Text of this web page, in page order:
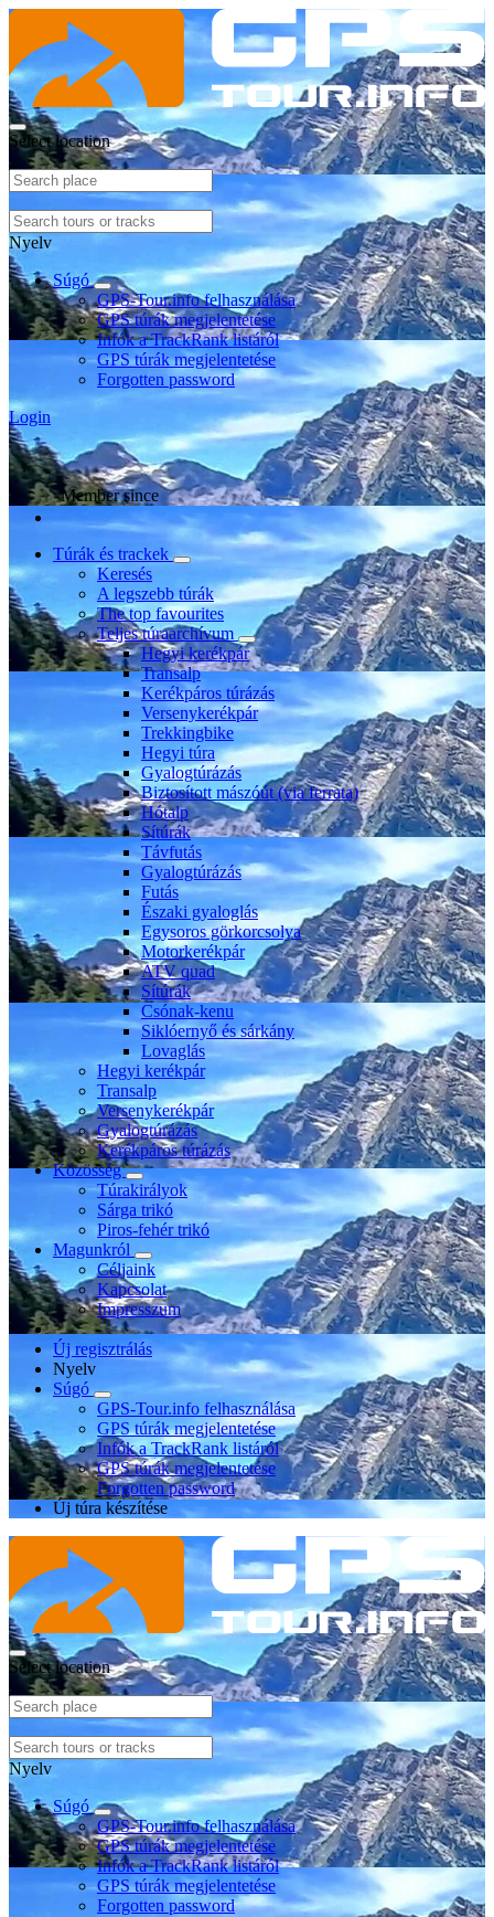
Select location
Nyelv
Súgó
GPS-Tour.info felhasználása
GPS túrák megjelentetése
Infók a TrackRank listáról
GPS túrák megjelentetése
Forgotten password
Login
Member since
Túrák és trackek
Keresés
A legszebb túrák
The top favourites
Teljes túraarchívum
Hegyi kerékpár
Transalp
Kerékpáros túrázás
Versenykerékpár
Trekkingbike
Hegyi túra
Gyalogtúrázás
Biztosított mászóút (via ferrata)
Hótalp
Sítúrák
Távfutás
Gyalogtúrázás
Futás
Északi gyaloglás
Egysoros görkorcsolya
Motorkerékpár
ATV quad
Sítúrák
Csónak-kenu
Siklóernyő és sárkány
Lovaglás
Hegyi kerékpár
Transalp
Versenykerékpár
Gyalogtúrázás
Kerékpáros túrázás
Közösség
Túrakirályok
Sárga trikó
Piros-fehér trikó
Magunkról
Céljaink
Kapcsolat
Impresszum
Új regisztrálás
Nyelv
Súgó
GPS-Tour.info felhasználása
GPS túrák megjelentetése
Infók a TrackRank listáról
GPS túrák megjelentetése
Forgotten password
Új túra készítése
Select location
Nyelv
Súgó
GPS-Tour.info felhasználása
GPS túrák megjelentetése
Infók a TrackRank listáról
GPS túrák megjelentetése
Forgotten password